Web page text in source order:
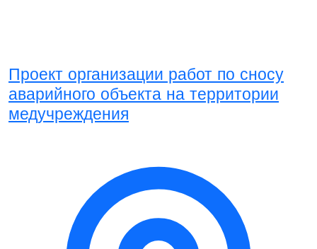
Проект организации работ по сносу
аварийного объекта на территории
медучреждения